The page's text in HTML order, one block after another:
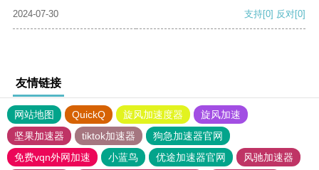
2024-07-30 支持[0] 反对[0]
友情链接
网站地图 QuickQ 旋风加速度器
旋风加速
坚果加速器
tiktok加速器
狗急加速器官网
免费vqn外网加速
小蓝鸟 优途加速器官网
风驰加速器